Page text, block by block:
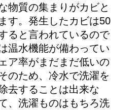
物質の集まりがカビと
す。発生したカビは50
ると言われているので
温水機能が備わってい
ア率がまだまだ低いの
のため、冷水で洗濯を
去することは出来な
、洗濯ものはもちろ洗